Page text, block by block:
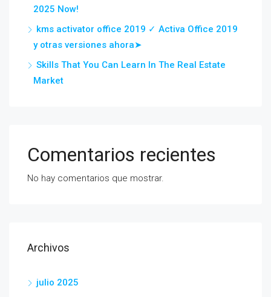
2025 Now!
kms activator office 2019 ✓ Activa Office 2019
y otras versiones ahora➤
Skills That You Can Learn In The Real Estate
Market
Comentarios recientes
No hay comentarios que mostrar.
Archivos
julio 2025